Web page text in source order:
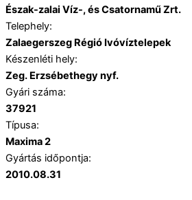
Észak-zalai Víz-, és Csatornamű Zrt.
Telephely:
Zalaegerszeg Régió Ivóvíztelepek
Készenléti hely:
Zeg. Erzsébethegy nyf.
Gyári száma:
37921
Típusa:
Maxima 2
Gyártás időpontja:
2010.08.31